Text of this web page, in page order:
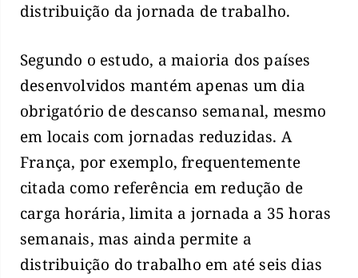
distribuição da jornada de trabalho.
Segundo o estudo, a maioria dos países
desenvolvidos mantém apenas um dia
obrigatório de descanso semanal, mesmo
em locais com jornadas reduzidas. A
França, por exemplo, frequentemente
citada como referência em redução de
carga horária, limita a jornada a 35 horas
semanais, mas ainda permite a
distribuição do trabalho em até seis dias